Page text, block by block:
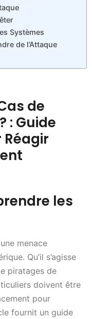
Systèmes
de l’Attaque
de
: Guide
les
menace
Qu’il s’agisse
piratages de
doivent être
pour
fournit un guide